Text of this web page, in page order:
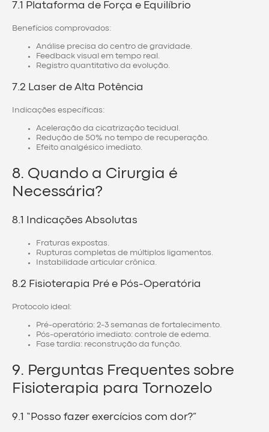
7.1 Plataforma de Força e Equilíbrio
Benefícios comprovados:
Análise precisa do centro de gravidade.
Feedback visual em tempo real.
Registro quantitativo da evolução.
7.2 Laser de Alta Potência
Indicações específicas:
Aceleração da cicatrização tecidual.
Redução de 50% no tempo de recuperação.
Efeito analgésico imediato.
8. Quando a Cirurgia é
Necessária?
8.1 Indicações Absolutas
Fraturas expostas.
Rupturas completas de múltiplos ligamentos.
Instabilidade articular crônica.
8.2 Fisioterapia Pré e Pós-Operatória
Protocolo ideal:
Pré-operatório: 2-3 semanas de fortalecimento.
Pós-operatório imediato: controle de edema.
Fase tardia: reconstrução da função.
9. Perguntas Frequentes sobre
Fisioterapia para Tornozelo
9.1 “Posso fazer exercícios com dor?”